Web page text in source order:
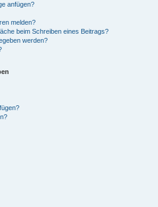
anfügen?
melden?
beim Schreiben eines Beitrags?
werden?